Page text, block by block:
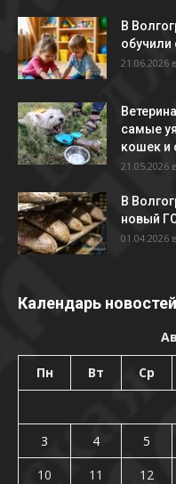
В
обучили
21.06.2026
самые
кошек и
21.05.2026
В
новый
01.04.2026
Календарь новостей
Пн Вт Ср
3
4 5
10
11 12